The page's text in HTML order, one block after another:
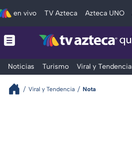
en vivo TV Azteca Azteca UNO
Noticias Turismo Viral y Tendencia
Viral y Tendencia Nota